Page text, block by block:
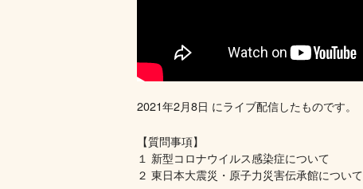
2021年2月8日 にライブ配信したものです。
【質問事項】
１ 新型コロナウイルス感染症について
２ 東日本大震災・原子力災害伝承館について